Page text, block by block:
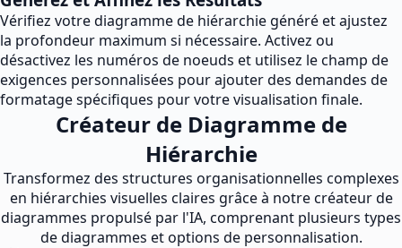
Vérifiez votre diagramme de hiérarchie généré et ajustez
la profondeur maximum si nécessaire. Activez ou
désactivez les numéros de noeuds et utilisez le champ de
exigences personnalisées pour ajouter des demandes de
formatage spécifiques pour votre visualisation finale.
Créateur de Diagramme de
Hiérarchie
Transformez des structures organisationnelles complexes
en hiérarchies visuelles claires grâce à notre créateur de
diagrammes propulsé par l'IA, comprenant plusieurs types
de diagrammes et options de personnalisation.